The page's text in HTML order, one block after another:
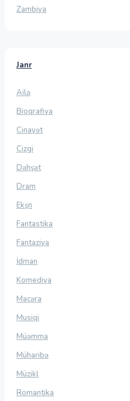
Zambiya
Janr
Ailə
Bioqrafiya
Cinayət
Cizgi
Dəhşət
Dram
Ekşn
Fantastika
Fantaziya
İdman
Komediya
Macəra
Musiqi
Müəmma
Müharibə
Müzikl
Romantika